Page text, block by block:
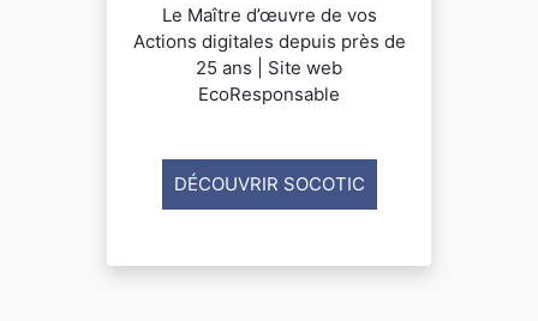
Le Maître d’œuvre de vos
Actions digitales depuis près de
25 ans | Site web
EcoResponsable
DÉCOUVRIR SOCOTIC